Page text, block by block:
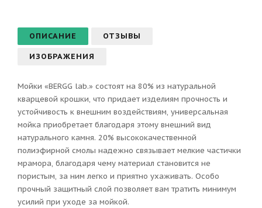
ОПИСАНИЕ ОТЗЫВЫ
ИЗОБРАЖЕНИЯ
Мойки «BERGG lab.» состоят на 80% из натуральной
кварцевой крошки, что придает изделиям прочность и
устойчивость к внешним воздействиям, универсальная
мойка приобретает благодаря этому внешний вид
натурального камня. 20% высококачественной
полиэфирной смолы надежно связывает мелкие частички
мрамора, благодаря чему материал становится не
пористым, за ним легко и приятно ухаживать. Особо
прочный защитный слой позволяет вам тратить минимум
усилий при уходе за мойкой.